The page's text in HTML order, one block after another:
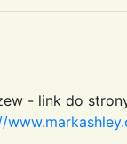
- link do